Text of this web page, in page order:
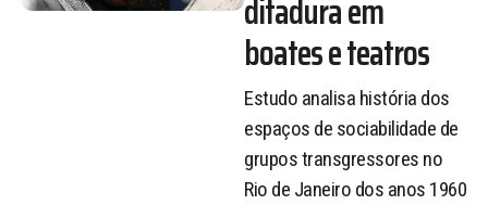
ditadura em
boates e teatros
Estudo analisa história dos
espaços de sociabilidade de
grupos transgressores no
Rio de Janeiro dos anos 1960